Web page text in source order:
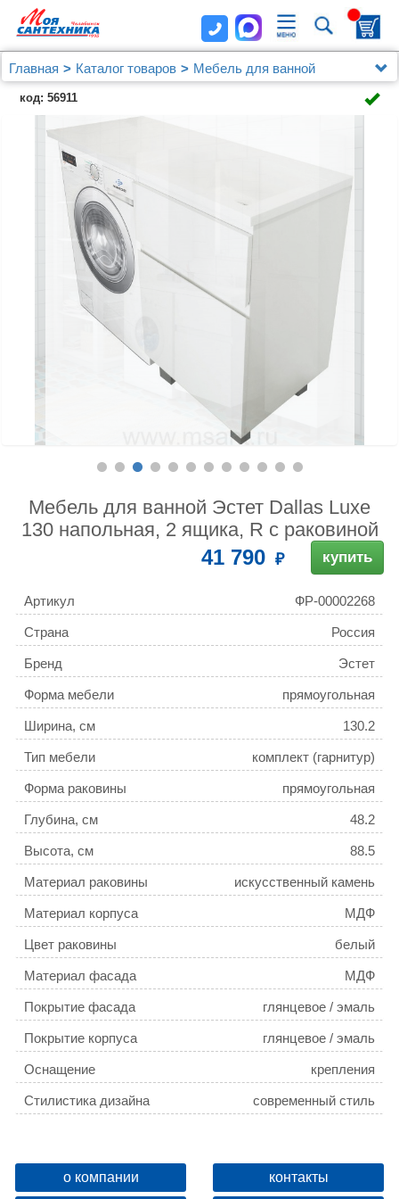
Главная Каталог товаров
Мебель для ванной
Мебель от 120 см.
Мебель для ванной Эстет Dallas Luxe 130
напольная, 2 ящика, R с раковиной
код: 56911
Мебель для ванной Эстет Dallas Luxe
130 напольная, 2 ящика, R с раковиной
41 790 купить
Артикул ФР-00002268
Страна Россия
Бренд Эстет
Форма мебели прямоугольная
Ширина, см 130.2
Тип мебели комплект (гарнитур)
Форма раковины прямоугольная
Глубина, см 48.2
Высота, см 88.5
Материал раковины искусственный камень
Материал корпуса МДФ
Цвет раковины белый
Материал фасада МДФ
Покрытие фасада глянцевое / эмаль
Покрытие корпуса глянцевое / эмаль
Оснащение крепления
Стилистика дизайна современный стиль
Бельевая корзина нет
Цвет мебели белый
о компании контакты